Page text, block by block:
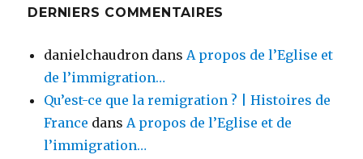
DERNIERS COMMENTAIRES
danielchaudron dansA propos de l’Eglise et
de l’immigration…
Qu’est-ce que la remigration ? | Histoires de
France dansA propos de l’Eglise et de
l’immigration…